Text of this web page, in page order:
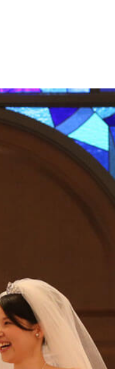
Movie
Plan
Best Rate